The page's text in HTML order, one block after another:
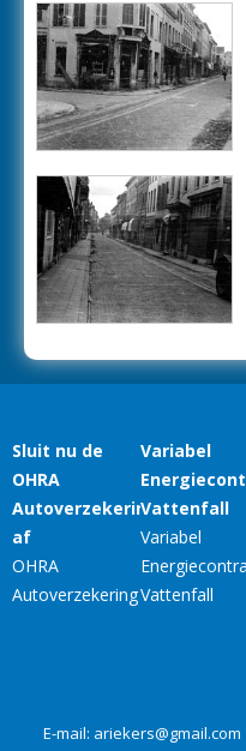
E-mail: ariekers@gmail.com